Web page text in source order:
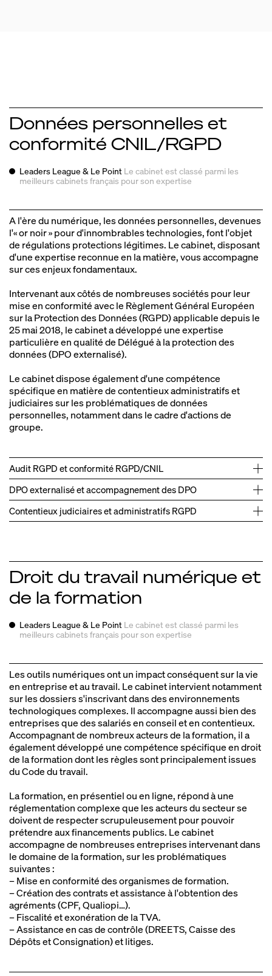
Données personnelles et
conformité CNIL/RGPD
Leaders League & Le Point Le cabinet est classé parmi les
meilleurs cabinets français pour son expertise
A l'ère du numérique, les données personnelles, devenues
l'« or noir » pour d'innombrables technologies, font l'objet
de régulations protections légitimes. Le cabinet, disposant
d'une expertise reconnue en la matière, vous accompagne
sur ces enjeux fondamentaux.
Intervenant aux côtés de nombreuses sociétés pour leur
mise en conformité avec le Règlement Général Européen
sur la Protection des Données (RGPD) applicable depuis le
25 mai 2018, le cabinet a développé une expertise
particulière en qualité de Délégué à la protection des
données (DPO externalisé).
Le cabinet dispose également d'une compétence
spécifique en matière de contentieux administratifs et
judiciaires sur les problématiques de données
personnelles, notamment dans le cadre d'actions de
groupe.
Audit RGPD et conformité RGPD/CNIL
→ Accompagnement juridique IP/IT RGPD d'une
plateforme leader de solution de vente de formations en
ligne.
→ Accompagnement juridique RPGD de plusieurs
sociétés e‑santé et téléconsultation.
DPO externalisé et accompagnement des DPO
Accompagnement juridique d'un Club de Football
français de premier plan sur sa politique de protection
→ Accompagnement RGPD et DPO externalisé d'un
groupe de presse et de publications légales.
staffing RH.
→ Accompagnement RGPD et projets IT d'une fédération
de plus de 100 entreprises (secteurs intérim, espaces
vert, bâtiments…) – DPO externalisé.
Contentieux judiciaires et administratifs RGPD
Droit du travail numérique et
de la formation
Leaders League & Le Point Le cabinet est classé parmi les
meilleurs cabinets français pour son expertise
Les outils numériques ont un impact conséquent sur la vie
en entreprise et au travail. Le cabinet intervient notamment
sur les dossiers s'inscrivant dans des environnements
technologiques complexes. Il accompagne aussi bien des
entreprises que des salariés en conseil et en contentieux.
Accompagnant de nombreux acteurs de la formation, il a
également développé une compétence spécifique en droit
de la formation dont les règles sont principalement issues
du Code du travail.
La formation, en présentiel ou en ligne, répond à une
réglementation complexe que les acteurs du secteur se
doivent de respecter scrupuleusement pour pouvoir
prétendre aux financements publics. Le cabinet
accompagne de nombreuses entreprises intervenant dans
le domaine de la formation, sur les problématiques
suivantes :
– Mise en conformité des organismes de formation.
– Création des contrats et assistance à l'obtention des
agréments (CPF, Qualiopi…).
– Fiscalité et exonération de la TVA.
– Assistance en cas de contrôle (DREETS, Caisse des
Dépôts et Consignation) et litiges.